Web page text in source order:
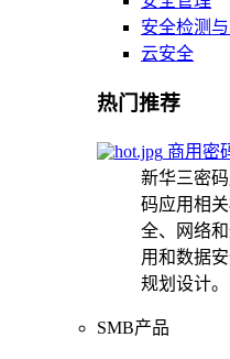
安全检测
云安全
热门推荐
商用密
新华三密
码应用相
全、网络
用和数据
规划设计。
SMB产品